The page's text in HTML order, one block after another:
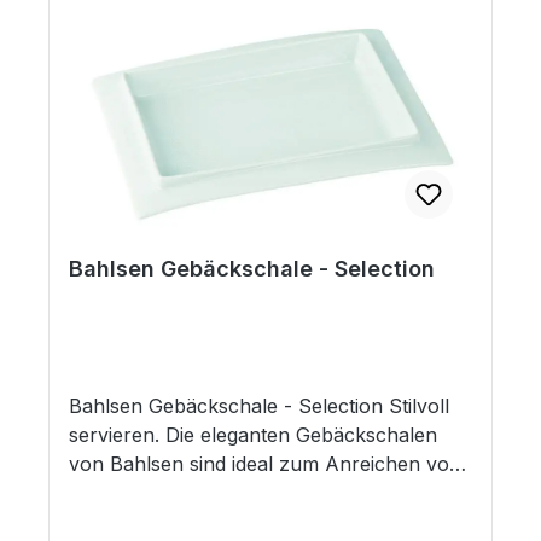
Caroline Collection Maße außen: (B)280 x
(T)267 x (H)37 mm, Maße innen: (B)230 x
(T)214 x (H)28 mm (ohne Inhalt)
Bahlsen Gebäckschale - Selection
Bahlsen Gebäckschale - Selection Stilvoll
servieren. Die eleganten Gebäckschalen
von Bahlsen sind ideal zum Anreichen von